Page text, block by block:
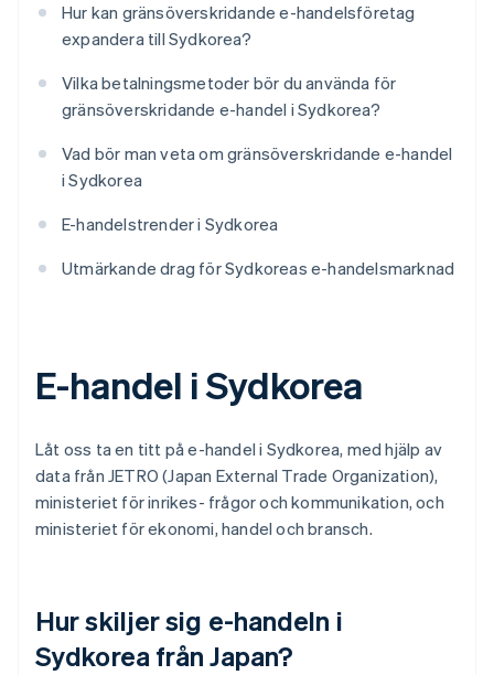
Hur kan gränsöverskridande e-handelsföretag
expandera till Sydkorea?
Vilka betalningsmetoder bör du använda för
gränsöverskridande e-handel i Sydkorea?
Vad bör man veta om gränsöverskridande e-handel
i Sydkorea
E-handelstrender i Sydkorea
Utmärkande drag för Sydkoreas e-handelsmarknad
E-handel i Sydkorea
Låt oss ta en titt på e-handel i Sydkorea, med hjälp av
data från JETRO (Japan External Trade Organization),
ministeriet för inrikes- frågor och kommunikation, och
ministeriet för ekonomi, handel och bransch.
Hur skiljer sig e-handeln i
Sydkorea från Japan?